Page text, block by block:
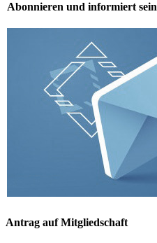
Abonnieren und informiert sein
Antrag auf Mitgliedschaft